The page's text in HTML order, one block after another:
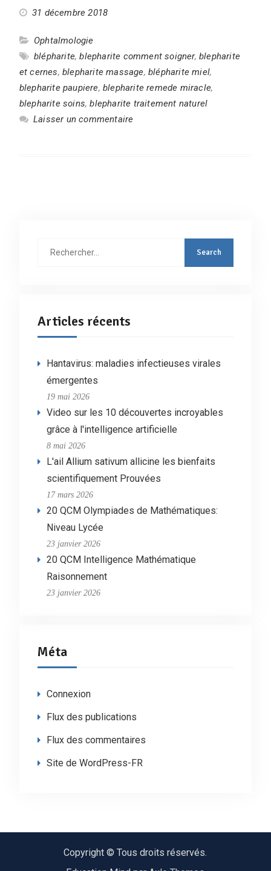
31 décembre 2018
Ophtalmologie
blépharite,blepharite comment soigner, blepharite
et cernes, blepharite massage, blépharite miel,
blepharite paupiere, blepharite remede miracle,
blepharite soins,blepharite traitement naturel
Laisser un commentaire
Articles récents
Hantavirus: maladies infectieuses virales
émergentes
19 mai 2026
Video sur les 10 découvertes incroyables
grâce à l'intelligence artificielle
8 mai 2026
L'ail Allium sativum allicine les bienfaits
scientifiquement Prouvées
17 mars 2026
20 QCM Olympiades de Mathématiques:
Niveau Lycée
23 janvier 2026
20 QCM Intelligence Mathématique
Raisonnement
23 janvier 2026
Méta
Connexion
Flux des publications
Flux des commentaires
Site de WordPress-FR
Copyright © Tous droits réservés.